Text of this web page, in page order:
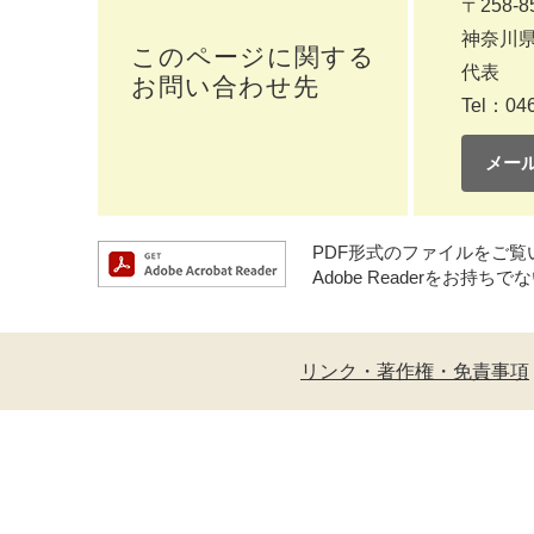
このページに関する
お問い合わせ先
〒258-
神奈川
代表
Tel：
メー
PDF形式のファイルをご
Adobe Readerをお持ちで
リンク・著作権・免責事項